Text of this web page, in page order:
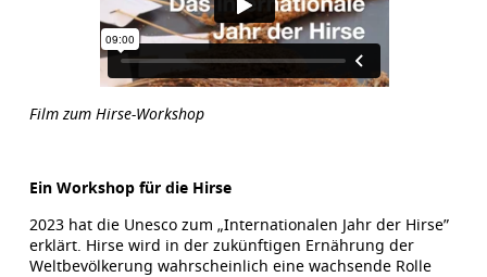
Film zum Hirse-Workshop
Ein Workshop für die Hirse
2023 hat die Unesco zum „Internationalen Jahr der Hirse”
erklärt. Hirse wird in der zukünftigen Ernährung der
Weltbevölkerung wahrscheinlich eine wachsende Rolle